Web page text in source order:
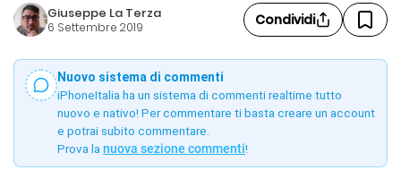
Giuseppe La Terza
6 Settembre 2019 Condividi
Nuovo sistema di commenti
iPhoneItalia ha un sistema di commenti realtime tutto
nuovo e nativo! Per commentare ti basta creare un account
e potrai subito commentare.
Prova la nuova sezione commenti!